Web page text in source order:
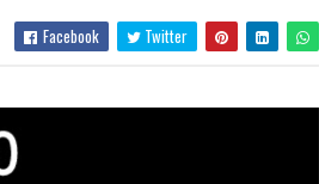
Facebook Twitter